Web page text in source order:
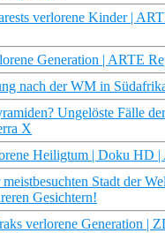
verlorene Kinder |
Generation | ARTE
nach der WM in
Ungelöste Fälle
X
Heiligtum | Doku HD |
Stadt der
Gesichtern!
verlorene Generation |